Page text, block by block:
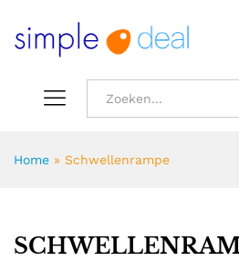
Home » Schwellenrampe